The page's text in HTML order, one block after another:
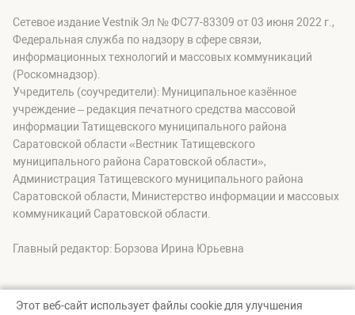
Сетевое издание Vestnik Эл № ФС77-83309 от 03 июня 2022 г.,
Федеральная служба по надзору в сфере связи,
информационных технологий и массовых коммуникаций
(Роскомнадзор).
Учредитель (соучредители): Муниципальное казённое
учреждение – редакция печатного средства массовой
информации Татищевского муниципального района
Саратовской области «Вестник Татищевского
муниципального района Саратовской области»,
Администрация Татищевского муниципального района
Саратовской области, Министерство информации и массовых
коммуникаций Саратовской области.
Главный редактор: Борзова Ирина Юрьевна
Этот веб-сайт использует файлы cookie для улучшения